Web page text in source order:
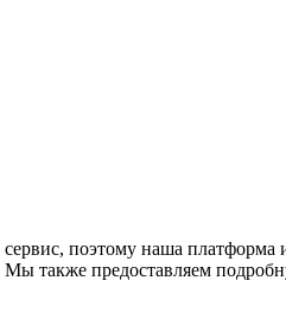
поэтому наша платформа
Мы также предоставляем